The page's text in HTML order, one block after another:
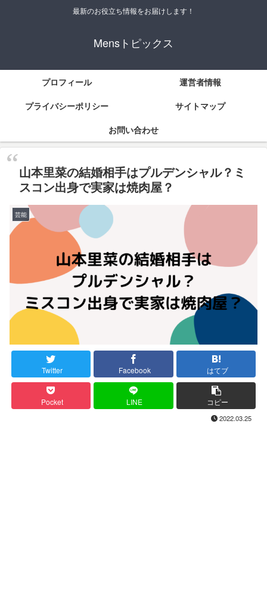
最新のお役立ち情報をお届けします！
Mensトピックス
プロフィール
運営者情報
プライバシーポリシー
サイトマップ
お問い合わせ
山本里菜の結婚相手はプルデンシャル？ミ
スコン出身で実家は焼肉屋？
芸能
Twitter Facebook はてブ
Pocket LINE コピー
2022.03.25